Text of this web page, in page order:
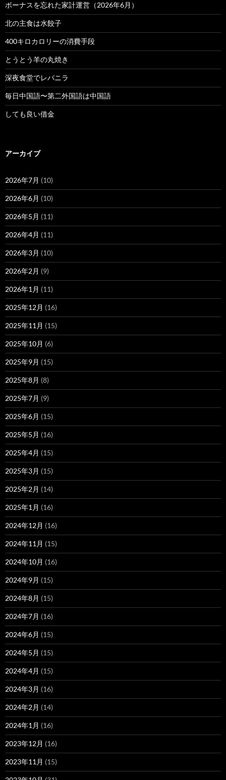
ボーナスを忘れた家計運営（2026年6月）
北の主食は水餃子
400キロカロリーの消費手段
とうとう羊の丸焼き
深夜食堂でレバニラ
毎日中国語〜第二外国語は中国語
しても良い借金
アーカイブ
2026年7月 (10)
2026年6月 (10)
2026年5月 (11)
2026年4月 (11)
2026年3月 (10)
2026年2月 (9)
2026年1月 (11)
2025年12月 (16)
2025年11月 (15)
2025年10月 (6)
2025年9月 (15)
2025年8月 (8)
2025年7月 (9)
2025年6月 (15)
2025年5月 (16)
2025年4月 (15)
2025年3月 (15)
2025年2月 (14)
2025年1月 (16)
2024年12月 (16)
2024年11月 (15)
2024年10月 (16)
2024年9月 (15)
2024年8月 (15)
2024年7月 (16)
2024年6月 (15)
2024年5月 (15)
2024年4月 (15)
2024年3月 (16)
2024年2月 (14)
2024年1月 (16)
2023年12月 (16)
2023年11月 (15)